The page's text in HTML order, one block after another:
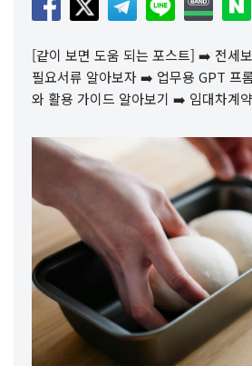
[같이 보면 도움 되는 포스트] ➡️ 전세
필요서류 알아보자 ➡️ 업무용 GPT 프
와 활용 가이드 알아보기 ➡️ 임대차계